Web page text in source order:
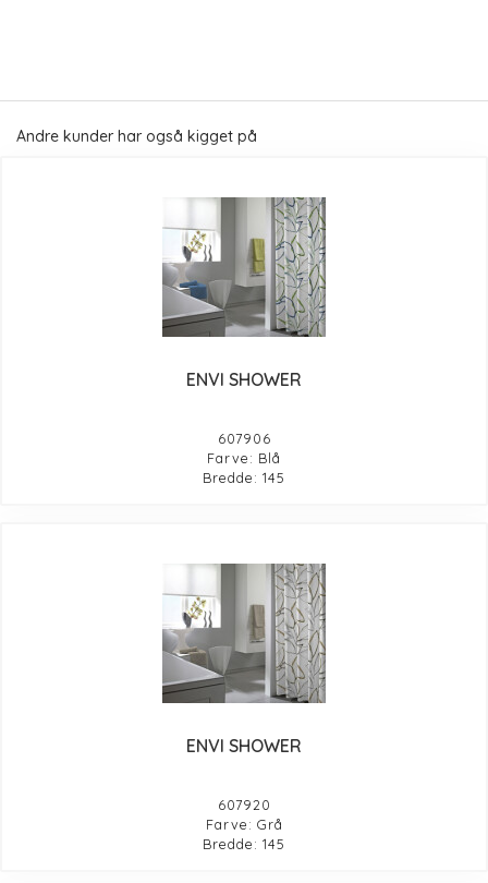
Andre kunder har også kigget på
ENVI SHOWER
607906
Farve: Blå
Bredde: 145
ENVI SHOWER
607920
Farve: Grå
Bredde: 145